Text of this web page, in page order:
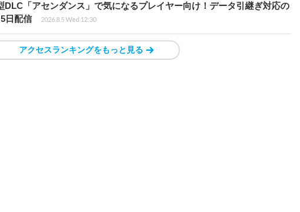
DLC「アセンダンス」で気になるプレイヤー向け！データ引継ぎ対応の
日配信
2026.8.5 Wed 12:30
アクセスランキングをもっと見る